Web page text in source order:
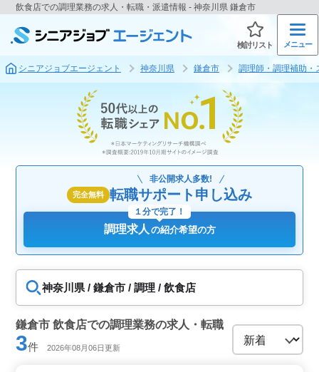
飲食店での調理業務の求人・転職・派遣情報 - 神奈川県 鎌倉市
検討リスト メニュー
シニアジョブエージェント 神奈川県 鎌倉市 調理師・調理補助・
完全無料
非公開求人多数!
転職サポート申し込み
調理求人 の紹介希望の方
１分で完了！
神奈川県 / 鎌倉市 / 調理 / 飲食店
鎌倉市 飲食店での調理業務の求人・転職
3件 2026年08月06日更新